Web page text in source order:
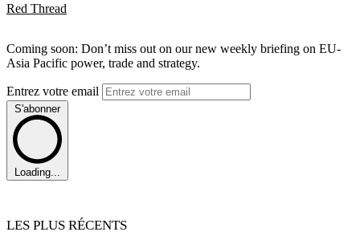
Red Thread
Coming soon: Don’t miss out on our new weekly briefing on EU-
Asia Pacific power, trade and strategy.
Entrez votre email
S'abonner
Loading...
LES PLUS RÉCENTS